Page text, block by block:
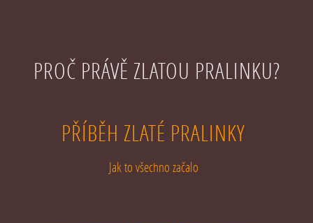
PROČ PRÁVĚ ZLATOU PRALINKU?
PŘÍBĚH ZLATÉ PRALINKY
Jak to všechno začalo